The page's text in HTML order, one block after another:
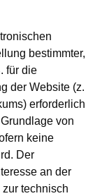
bestimmter,
für die
der Website (z.
erforderlich
von
keine
Der
an der
technisch